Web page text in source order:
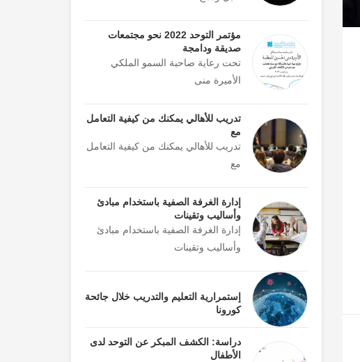
مؤتمر التوحد 2022 نحو مجتمعات
صديقة ودامجة
تحت رعاية صاحبة السمو الملكي
الأميرة منى
تدريب للأهالي يمكنك من كيفية التعامل
مع
تدريب للأهالي يمكنك من كيفية التعامل
مع
إدارة الغرفة الصفية باستخدام مبادئ
وأساليب وتقينات
إدارة الغرفة الصفية باستخدام مبادئ
وأساليب وتقينات
إستمرارية التعليم والتدريب خلال جائحة
كورونا
دراسة: الكشف المبكر عن التوحد لدى
الأطفال